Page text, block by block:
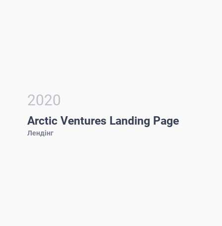
2020
Arctic Ventures Landing Page
Лендінг